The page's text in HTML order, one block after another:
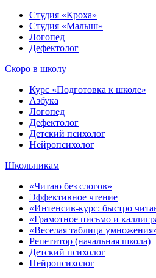
Студия «Кроха»
Студия «Малыш»
Логопед
Дефектолог
Скоро в школу
Курс «Подготовка к школе»
Азбука
Логопед
Дефектолог
Детский психолог
Нейропсихолог
Школьникам
«Читаю без слогов»
Эффективное чтение
«Интенсив-курс: быстро
«Грамотное письмо и
«Веселая таблица
Репетитор (начальная школа)
Детский психолог
Нейропсихолог